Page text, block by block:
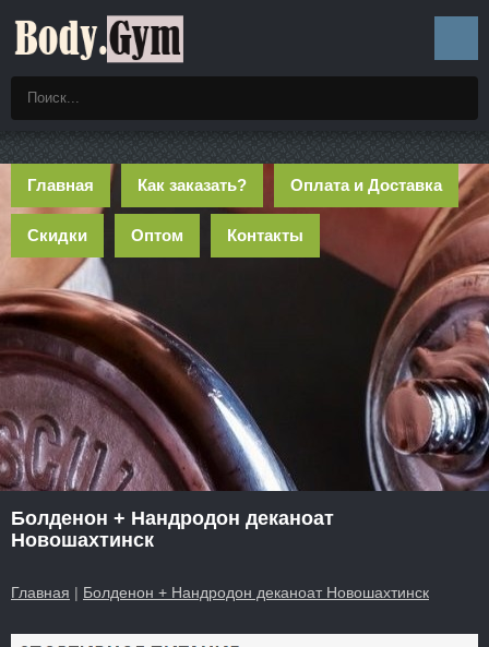
Главная Как заказать? Оплата и Доставка
Скидки Оптом Контакты
Болденон + Нандродон деканоат
Новошахтинск
Главная | Болденон + Нандродон деканоат Новошахтинск